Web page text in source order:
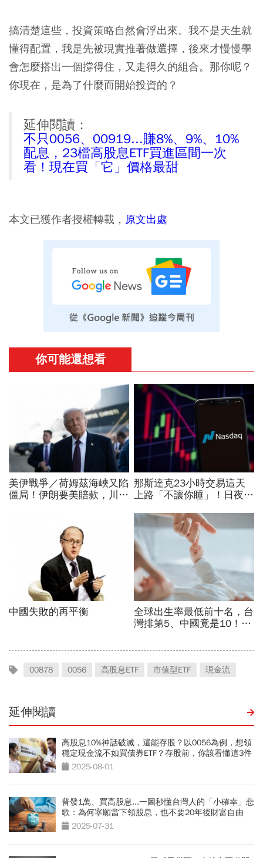
搞清楚這些，投資策略自然會浮出來。我不是天生就
懂得配置，我是先被現實推著做選擇，後來才慢慢學
會怎麼搭出一個撐得住，又走得久的組合。那你呢？
你現在，是為了什麼而開始投資的？
延伸閱讀：
不只0056、00919...賺8%、9%、10%
配息，23檔高股息ETF買進區間一次
看！現在買「它」價格最甜
本文已獲作者授權轉載， 原文出處
00878 0056 高股息ETF 市值型ETF 現金流
延伸閱讀
高股息10%神話破滅，還能存股？以0056為例，想領
穩定現金流不如買債券ETF？存股前，你該看懂這3件
事 2025-08-01
普發1萬、買高股息...一圖秒懂台灣人的「小確幸」悲
歌：為何寧願當下領股息，也不要20年後財富自由
2025-07-31